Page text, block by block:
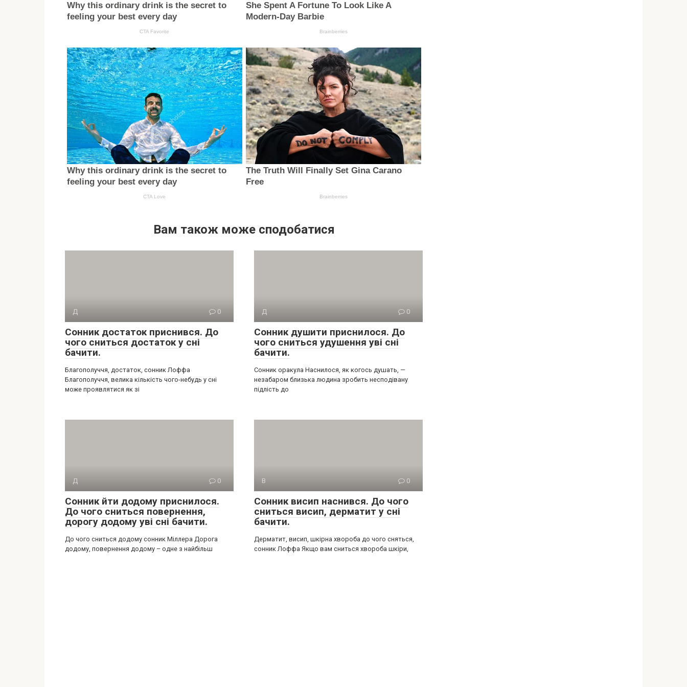
Вам також може сподобатися
Д 0
Сонник достаток приснився. До
чого сниться достаток у сні
бачити.
Благополуччя, достаток, сонник Лоффа
Благополуччя, велика кількість чого-небудь у сні
може проявлятися як зі
Д 0
Сонник душити приснилося. До
чого сниться удушення уві сні
бачити.
Сонник оракула Наснилося, як когось душать, —
незабаром близька людина зробить несподівану
підлість до
Д 0
Сонник йти додому приснилося.
До чого сниться повернення,
дорогу додому уві сні бачити.
До чого сниться додому сонник Міллера Дорога
додому, повернення додому – одне з найбільш
В 0
Сонник висип наснився. До чого
сниться висип, дерматит у сні
бачити.
Дерматит, висип, шкірна хвороба до чого сняться,
сонник Лоффа Якщо вам сниться хвороба шкіри,